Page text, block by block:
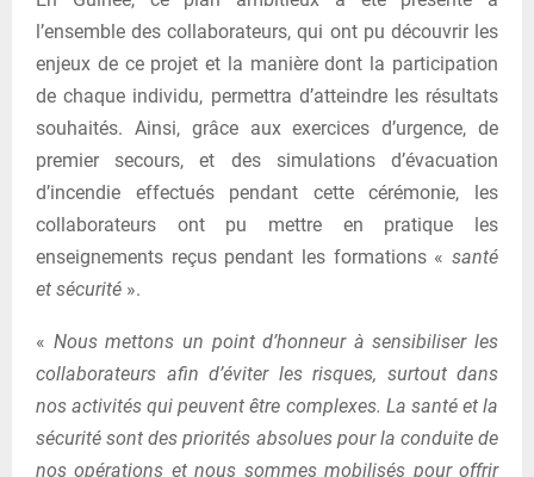
l’ensemble des collaborateurs, qui ont pu découvrir les
enjeux de ce projet et la manière dont la participation
de chaque individu, permettra d’atteindre les résultats
souhaités. Ainsi, grâce aux exercices d’urgence, de
premier secours, et des simulations d’évacuation
d’incendie effectués pendant cette cérémonie, les
collaborateurs ont pu mettre en pratique les
enseignements reçus pendant les formations « santé
et sécurité ».
« Nous mettons un point d’honneur à sensibiliser les
collaborateurs afin d’éviter les risques, surtout dans
nos activités qui peuvent être complexes. La santé et la
sécurité sont des priorités absolues pour la conduite de
nos opérations et nous sommes mobilisés pour offrir